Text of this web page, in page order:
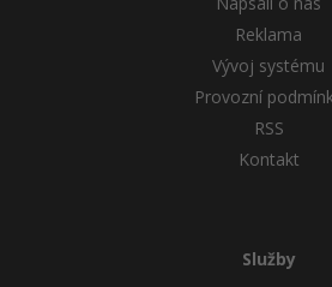
Reklama
Vývoj systému
Provozní
RSS
Kontakt
Služby